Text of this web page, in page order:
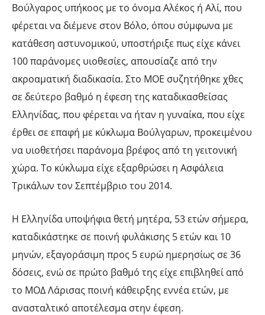
Βούλγαρος υπήκοος με το όνομα Αλέκος ή Αλί, που
φέρεται να διέμενε στον Βόλο, όπου σύμφωνα με
κατάθεση αστυνομικού, υποστήριξε πως είχε κάνει
100 παράνομες υιοθεσίες, απουσίαζε από την
ακροαματική διαδικασία. Στο ΜΟΕ συζητήθηκε χθες
σε δεύτερο βαθμό η έφεση της καταδικασθείσας
Ελληνίδας, που φέρεται να ήταν η γυναίκα, που είχε
έρθει σε επαφή με κύκλωμα Βούλγαρων, προκειμένου
να υιοθετήσει παράνομα βρέφος από τη γειτονική
χώρα. Το κύκλωμα είχε εξαρθρώσει η Ασφάλεια
Τρικάλων τον Σεπτέμβριο του 2014.
Η Ελληνίδα υποψήφια θετή μητέρα, 53 ετών σήμερα,
καταδικάστηκε σε ποινή φυλάκισης 5 ετών και 10
μηνών, εξαγοράσιμη προς 5 ευρώ ημερησίως σε 36
δόσεις, ενώ σε πρώτο βαθμό της είχε επιβληθεί από
το ΜΟΔ Λάρισας ποινή κάθειρξης εννέα ετών, με
ανασταλτικό αποτέλεσμα στην έφεση.